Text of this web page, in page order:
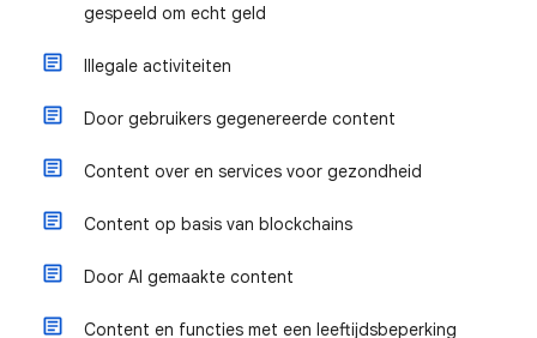
gespeeld om echt geld
Illegale activiteiten
Door gebruikers gegenereerde content
Content over en services voor gezondheid
Content op basis van blockchains
Door AI gemaakte content
Content en functies met een leeftijdsbeperking